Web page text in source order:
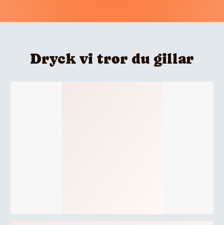
Dryck vi tror du gillar